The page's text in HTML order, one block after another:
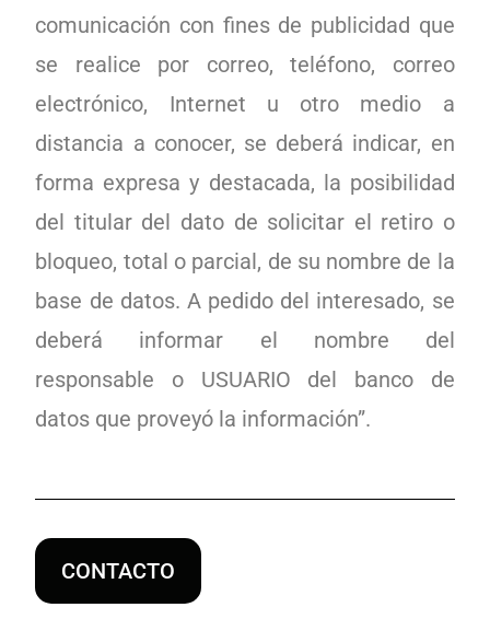
comunicación con fines de publicidad que
se realice por correo, teléfono, correo
electrónico, Internet u otro medio a
distancia a conocer, se deberá indicar, en
forma expresa y destacada, la posibilidad
del titular del dato de solicitar el retiro o
bloqueo, total o parcial, de su nombre de la
base de datos. A pedido del interesado, se
deberá informar el nombre del
responsable o USUARIO del banco de
datos que proveyó la información”.
CONTACTO